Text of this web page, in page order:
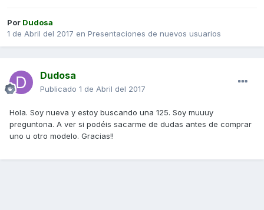
Por Dudosa
1 de Abril del 2017 en Presentaciones de nuevos usuarios
Dudosa
Publicado 1 de Abril del 2017
Hola. Soy nueva y estoy buscando una 125. Soy muuuy
preguntona. A ver si podéis sacarme de dudas antes de comprar
uno u otro modelo. Gracias!!